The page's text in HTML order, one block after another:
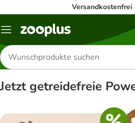
Versandkostenfrei
Menü
Produkte
suchen
Jetzt getreidefreie